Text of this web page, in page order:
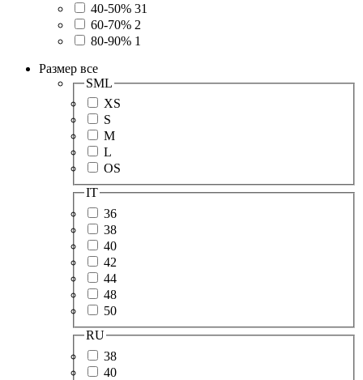
40-50% 31
60-70% 2
80-90% 1
Размер все
SML
XS
S
M
L
OS
IT
36
38
40
42
44
48
50
RU
38
40